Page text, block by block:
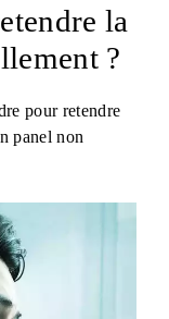
la
?
pour retendre
panel non